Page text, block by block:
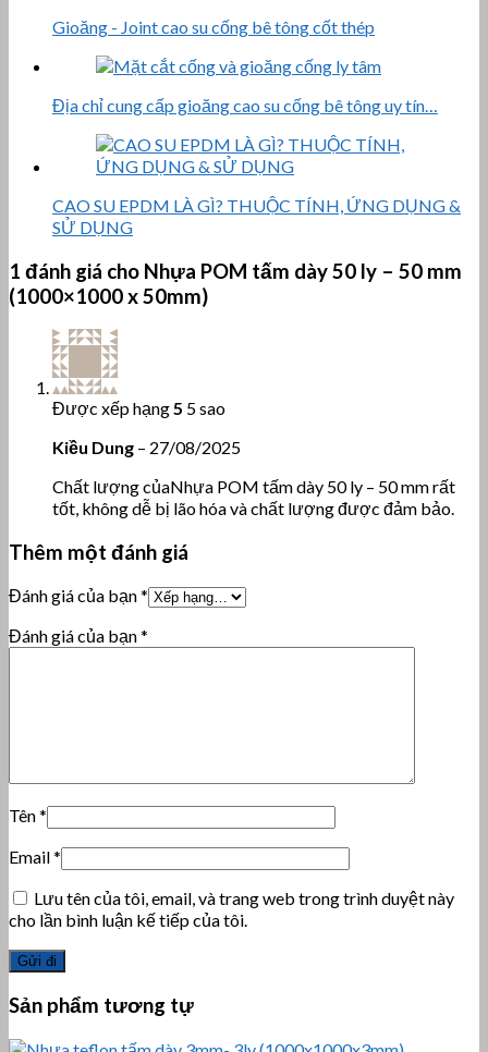
Gioăng - Joint cao su cống bê tông cốt thép
Địa chỉ cung cấp gioăng cao su cống bê tông uy tín…
CAO SU EPDM LÀ GÌ? THUỘC TÍNH, ỨNG DỤNG &
SỬ DỤNG
1 đánh giá cho Nhựa POM tấm dày 50 ly – 50 mm
(1000×1000 x 50mm)
Được xếp hạng5 5 sao
Kiều Dung – 27/08/2025
Chất lượng củaNhựa POM tấm dày 50 ly – 50 mm rất
tốt, không dễ bị lão hóa và chất lượng được đảm bảo.
Thêm một đánh giá
Đánh giá của bạn*
Đánh giá của bạn*
Tên*
Email*
Lưu tên của tôi, email, và trang web trong trình duyệt này
cho lần bình luận kế tiếp của tôi.
Sản phẩm tương tự